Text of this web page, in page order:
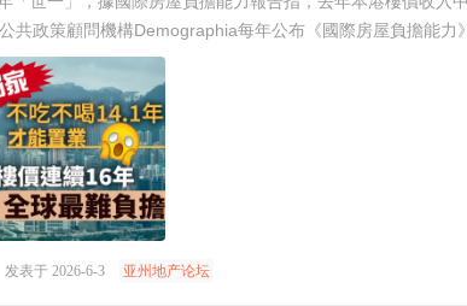
市。 國際公共政策顧問機構Demographia每年公布《國際房屋
发表于 2026-6-3 亚州地产论坛